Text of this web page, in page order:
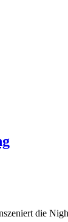
die